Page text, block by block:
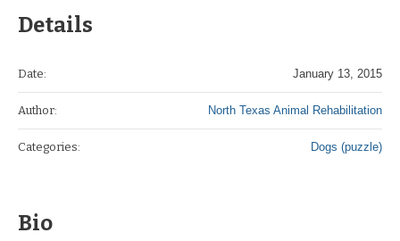
Details
Date: January 13, 2015
Author: North Texas Animal Rehabilitation
Categories: Dogs (puzzle)
Bio